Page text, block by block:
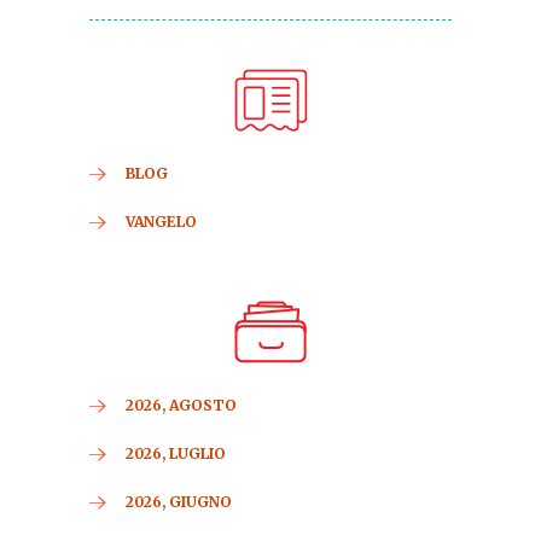
BLOG
VANGELO
2026, AGOSTO
2026, LUGLIO
2026, GIUGNO